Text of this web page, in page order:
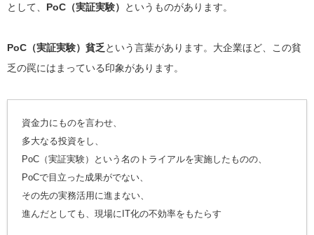
として、 PoC（実証実験） というものがあります。
PoC（実証実験）貧乏 という言葉があります。大企業ほど、この貧
乏の罠にはまっている印象があります。
資金力にものを言わせ、
多大なる投資をし、
PoC（実証実験）という名のトライアルを実施したものの、
PoCで目立った成果がでない、
その先の実務活用に進まない、
進んだとしても、現場にIT化の不効率をもたらす